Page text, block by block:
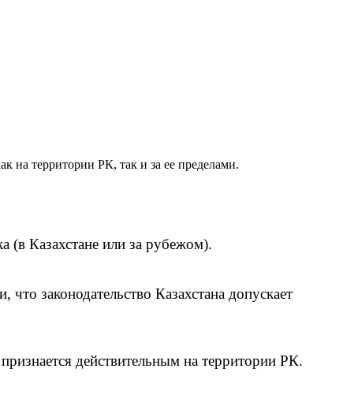
на территории РК, так и за ее пределами.
(в Казахстане или за рубежом).
законодательство Казахстана допускает
действительным на территории РК.